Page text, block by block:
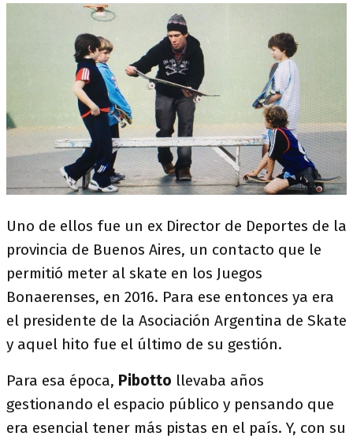
Uno de ellos fue un ex Director de Deportes de la
provincia de Buenos Aires, un contacto que le
permitió meter al skate en los Juegos
Bonaerenses, en 2016. Para ese entonces ya era
el presidente de la Asociación Argentina de Skate
y aquel hito fue el último de su gestión.
Para esa época, Pibotto llevaba años
gestionando el espacio público y pensando que
era esencial tener más pistas en el país. Y, con su